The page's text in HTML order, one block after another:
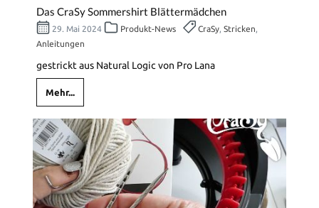
Das CraSy Sommershirt Blättermädchen
29. Mai 2024 Produkt-News CraSy, Stricken,
Anleitungen
gestrickt aus Natural Logic von Pro Lana
Mehr...